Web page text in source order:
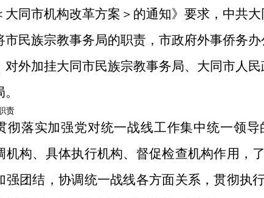
大同市机构改革方案＞的通知》要求，中共大
市民族宗教事务局的职责，市政府外事侨务
对外加挂大同市民族宗教事务局、大同市人
责
彻落实加强党对统一战线工作集中统一领
机构、具体执行机构、督促检查机构作用，
强团结，协调统一战线各方面关系，贯彻执